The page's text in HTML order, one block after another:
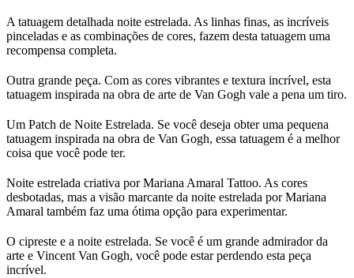
A tatuagem detalhada noite estrelada. As linhas finas, as incríveis
pinceladas e as combinações de cores, fazem desta tatuagem uma
recompensa completa.
Outra grande peça. Com as cores vibrantes e textura incrível, esta
tatuagem inspirada na obra de arte de Van Gogh vale a pena um tiro.
Um Patch de Noite Estrelada. Se você deseja obter uma pequena
tatuagem inspirada na obra de Van Gogh, essa tatuagem é a melhor
coisa que você pode ter.
Noite estrelada criativa por Mariana Amaral Tattoo. As cores
desbotadas, mas a visão marcante da noite estrelada por Mariana
Amaral também faz uma ótima opção para experimentar.
O cipreste e a noite estrelada. Se você é um grande admirador da
arte e Vincent Van Gogh, você pode estar perdendo esta peça
incrível.